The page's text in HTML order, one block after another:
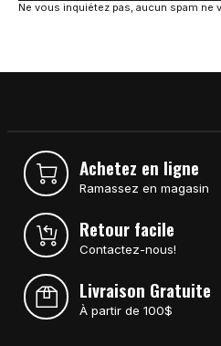
Ne vous inquiétez pas, aucun spam ne
Achetez en ligne
Ramassez en magasin
Retour facile
Contactez-nous!
Livraison Gratuite
À partir de 100$